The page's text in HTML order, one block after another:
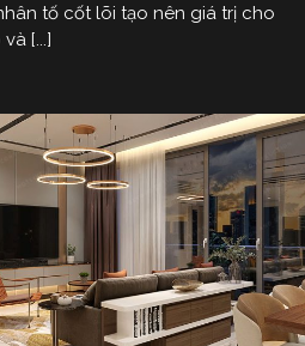
tố cốt lõi tạo nên giá trị cho
[...]